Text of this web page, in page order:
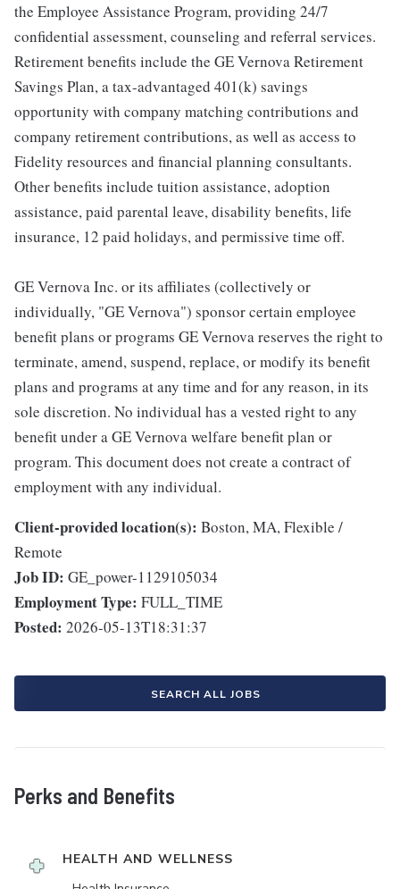
the Employee Assistance Program, providing 24/7
confidential assessment, counseling and referral services.
Retirement benefits include the GE Vernova Retirement
Savings Plan, a tax-advantaged 401(k) savings
opportunity with company matching contributions and
company retirement contributions, as well as access to
Fidelity resources and financial planning consultants.
Other benefits include tuition assistance, adoption
assistance, paid parental leave, disability benefits, life
insurance, 12 paid holidays, and permissive time off.
GE Vernova Inc. or its affiliates (collectively or
individually, "GE Vernova") sponsor certain employee
benefit plans or programs GE Vernova reserves the right to
terminate, amend, suspend, replace, or modify its benefit
plans and programs at any time and for any reason, in its
sole discretion. No individual has a vested right to any
benefit under a GE Vernova welfare benefit plan or
program. This document does not create a contract of
employment with any individual.
Client-provided location(s): Boston, MA, Flexible /
Remote
Job ID: GE_power-1129105034
Employment Type: FULL_TIME
Posted: 2026-05-13T18:31:37
SEARCH ALL JOBS
Perks and Benefits
HEALTH AND WELLNESS